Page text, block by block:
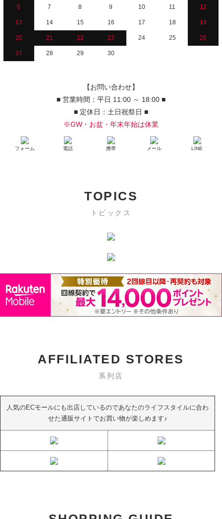
6 7 8 9 10 11 12
13 14 15 16 17 18 19
20 21 22 23 24 25 26
27 28 29 30
【お問い合わせ】
■ 営業時間：平日 11:00 ～ 18:00 ■
■ 定休日：土日祝祭日 ■
※GW・お盆・年末年始は休業
フォーム 電話 携帯 メール LINE
TOPICS
トピックス
AFFILIATED STORES
系列店
人気のECモールにも出店しているのであなたのライフスタイルに合わ
せた通販サイトでお買い物が楽しめます♪